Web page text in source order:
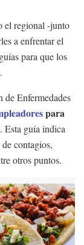
el regional -junto
a enfrentar el
para que los
Enfermedades
para
. Esta guía indica
contagios,
otros puntos.